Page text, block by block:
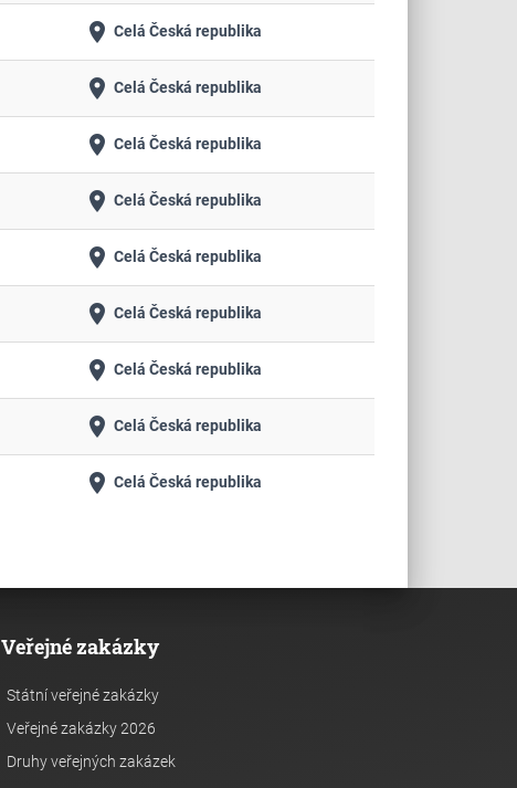
place Celá Česká republika
place Celá Česká republika
place Celá Česká republika
place Celá Česká republika
place Celá Česká republika
place Celá Česká republika
place Celá Česká republika
place Celá Česká republika
place Celá Česká republika
Veřejné zakázky
Státní veřejné zakázky
Veřejné zakázky 2026
Druhy veřejných zakázek